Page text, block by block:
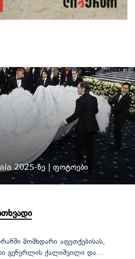
2025-ზე | ფოტოები
მომხდარი აფეთქებისას,
გენერლის ქალიშვილი და...